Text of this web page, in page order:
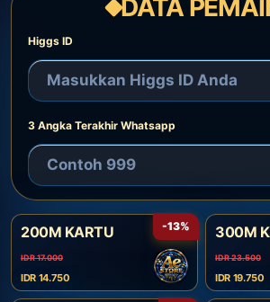
DATA
Higgs ID
3 Angka Terakhir Whatsapp
-13%
200M KARTU
IDR 17.000
IDR 14.750
300M
IDR 23.500
IDR 19.750